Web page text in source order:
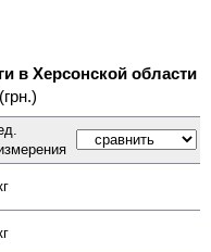
в Херсонской области
(грн.)